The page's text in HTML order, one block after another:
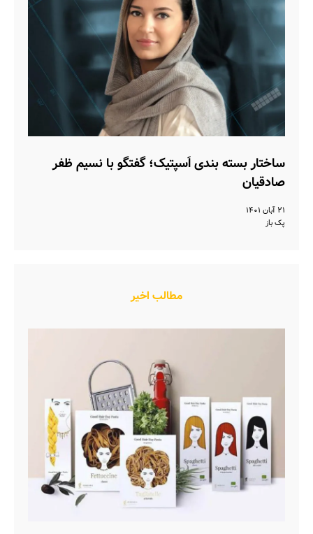
ساختار بسته بندی اَسپتیک؛ گفتگو با نسیم ظفر
صادقیان
۲۱ آبان ۱۴۰۱
پک باز
مطالب اخیر